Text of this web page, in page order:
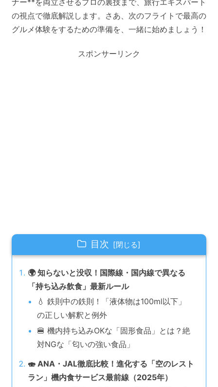
の視点で徹底解説します。さあ、次のフライトで最高の
グルメ体験をするための準備を、一緒に始めましょう！
スポンサーリンク
目次
🌍 知らないと没収！国際線・国内線で異なる
「持ち込み飲食」最新ルール
💧 鉄則中の鉄則！「液体物は100ml以下」
の正しい解釈と例外
🍔 機内持ち込みOKな「固形食品」とは？絶
対NGな「匂いの強い食品」
🍣 ANA・JAL徹底比較！進化する「空のレスト
ラン」機内食サービス最前線（2025年）